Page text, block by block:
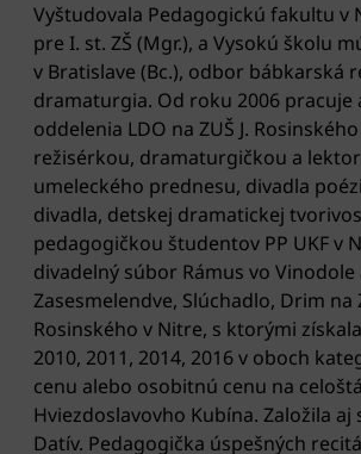
Vyštudovala Pedagogickú fakultu v
pre I. st. ZŠ (Mgr.), a Vysokú školu
v Bratislave (Bc.), odbor bábkarská
dramaturgia. Od roku 2006 pracuje
oddelenia LDO na ZUŠ J.
režisérkou, dramaturgičkou a
umeleckého prednesu, divadla
divadla, detskej dramatickej
pedagogičkou študentov PP UKF v
divadelný súbor Rámus vo
Zasesmelendve, Slúchadlo, Drim na
Rosinského v Nitre, s ktorými
2010, 2011, 2014, 2016 v oboch
cenu alebo osobitnú cenu na
Hviezdoslavovho Kubína. Založila
Datív. Pedagogička úspešných